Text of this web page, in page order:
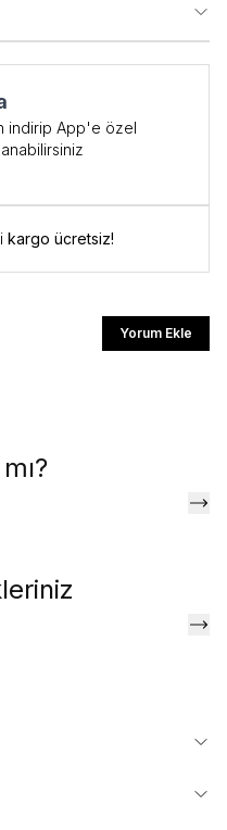
indirip App'e özel
kargo ücretsiz!
Yorum Ekle